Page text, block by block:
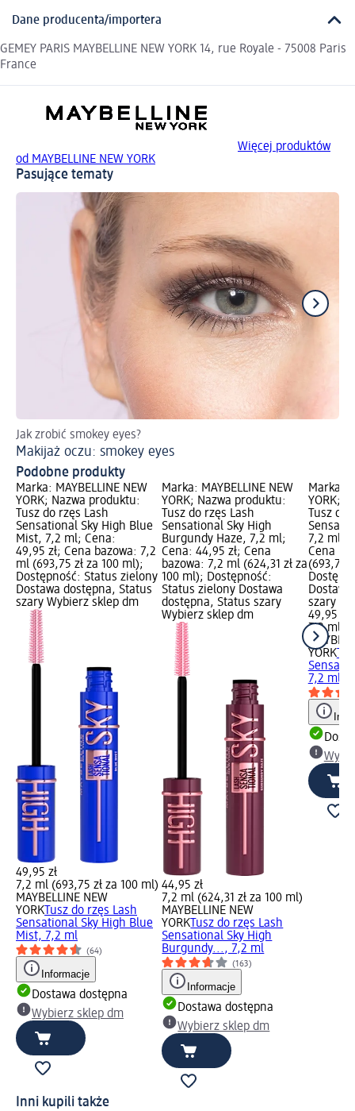
Dane producenta/importera
GEMEY PARIS MAYBELLINE NEW YORK 14, rue Royale - 75008 Paris
France
Więcej produktów
od MAYBELLINE NEW YORK
Pasujące tematy
Jak zrobić smokey eyes?
Makijaż oczu: smokey eyes
Podobne produkty
Marka: MAYBELLINE NEW
YORK; Nazwa produktu:
Tusz do rzęs Lash
Sensational Sky High Blue
Mist, 7,2 ml; Cena:
49,95 zł; Cena bazowa: 7,2
ml (693,75 zł za 100 ml);
Dostępność: Status zielony
Dostawa dostępna, Status
szary Wybierz sklep dm
49,95 zł
7,2 ml (693,75 zł za 100 ml)
MAYBELLINE NEW
YORKTusz do rzęs Lash
Sensational Sky High Blue
Mist, 7,2 ml
(64)
Informacje
Dostawa dostępna
Wybierz sklep dm
Marka: MAYBELLINE NEW
YORK; Nazwa produktu:
Tusz do rzęs Lash
Sensational Sky High
Burgundy Haze, 7,2 ml;
Cena: 44,95 zł; Cena
bazowa: 7,2 ml (624,31 zł za
100 ml); Dostępność:
Status zielony Dostawa
dostępna, Status szary
Wybierz sklep dm
44,95 zł
7,2 ml (624,31 zł za 100 ml)
MAYBELLINE NEW
YORKTusz do rzęs Lash
Sensational Sky High
Burgundy..., 7,2 ml
(163)
Informacje
Dostawa dostępna
Wybierz sklep dm
Marka:
YORK;
Tusz do
7,2 ml;
Cena
(693,75
szary
49,95 zł
7,2 ml
YORK
7,2 ml
Inni kupili także